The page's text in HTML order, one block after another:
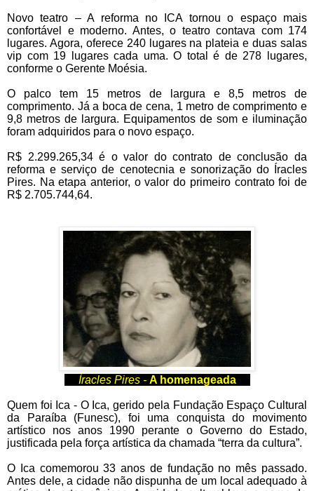
Novo teatro – A reforma no ICA tornou o espaço mais
confortável e moderno. Antes, o teatro contava com 174
lugares. Agora, oferece 240 lugares na plateia e duas salas
vip com 19 lugares cada uma. O total é de 278 lugares,
conforme o Gerente Moésia.
O palco tem 15 metros de largura e 8,5 metros de
comprimento. Já a boca de cena, 1 metro de comprimento e
9,8 metros de largura. Equipamentos de som e iluminação
foram adquiridos para o novo espaço.
R$ 2.299.265,34 é o valor do contrato de conclusão da
reforma e serviço de cenotecnia e sonorização do Íracles
Pires. Na etapa anterior, o valor do primeiro contrato foi de
R$ 2.705.744,64.
Íracles Pires - A homenageada
Quem foi Ica - O Ica, gerido pela Fundação Espaço Cultural
da Paraíba (Funesc), foi uma conquista do movimento
artístico nos anos 1990 perante o Governo do Estado,
justificada pela força artística da chamada “terra da cultura”.
O Ica comemorou 33 anos de fundação no mês passado.
Antes dele, a cidade não dispunha de um local adequado à